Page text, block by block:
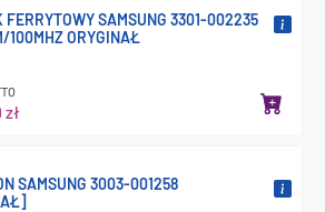
FERRYTOWY SAMSUNG 3301-002235
100MHZ ORYGINAŁ
zł
SAMSUNG 3003-001258